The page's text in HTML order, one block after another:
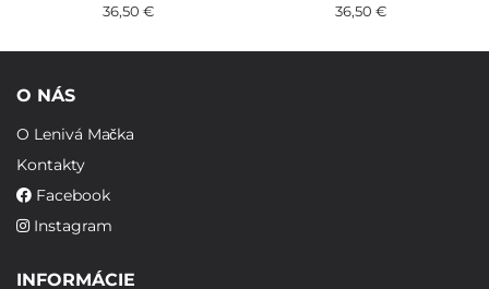
36,50 € 36,50 €
O NÁS
O Lenivá Mačka
Kontakty
Facebook
Instagram
INFORMÁCIE